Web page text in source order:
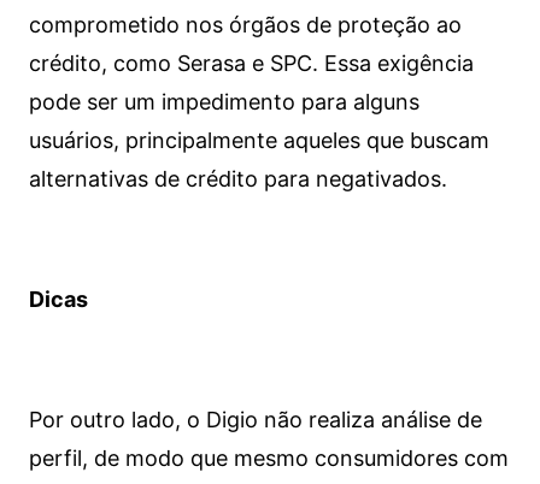
comprometido nos órgãos de proteção ao
crédito, como Serasa e SPC. Essa exigência
pode ser um impedimento para alguns
usuários, principalmente aqueles que buscam
alternativas de crédito para negativados.
Dicas
Por outro lado, o Digio não realiza análise de
perfil, de modo que mesmo consumidores com